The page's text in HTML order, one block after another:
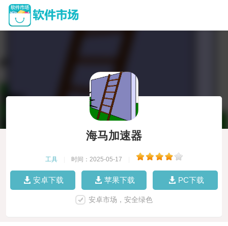
海马加速器
工具 时间：2025-05-17
安卓下载 苹果下载 PC下载
安卓市场，安全绿色